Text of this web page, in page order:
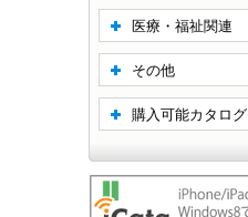
医療・福祉関連
その他
購入可能カタログ